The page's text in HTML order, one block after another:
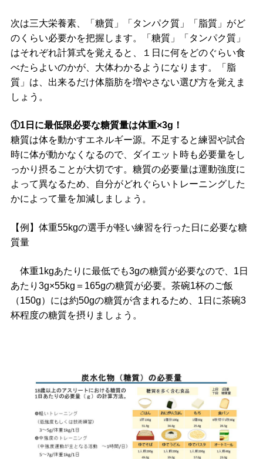
次は三大栄養素、「糖質」「タンパク質」「脂質」がど
のくらい必要かを把握します。「糖質」「タンパク質」
はそれぞれ計算式を覚えると、１日に何をどのぐらい食
べたらよいのかが、大体わかるようになります。「脂
質」は、出来るだけ体脂肪を増やさない選び方を覚えま
しょう。
①1日に最低限必要な糖質量は体重×3g！
糖質は体を動かすエネルギー源。不足すると練習や試合
時に体が動かなくなるので、ダイエット時も必要量をし
っかり摂ることが大切です。糖質の必要量は運動強度に
よって異なるため、自分がどれぐらいトレーニングした
かによって量を加減しましょう。
【例】体重55kgの選手が軽い練習を行った日に必要な糖
質量
体重1kgあたりに最低でも3gの糖質が必要なので、1日
あたり3g×55kg＝165gの糖質が必要。茶碗1杯のご飯
（150g）には約50gの糖質が含まれるため、1日に茶碗3
杯程度の糖質を摂りましょう。